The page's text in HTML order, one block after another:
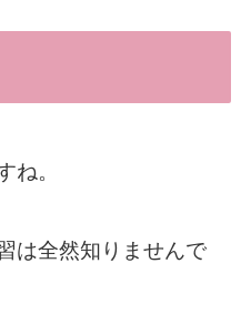
ね。
は全然知りませんで